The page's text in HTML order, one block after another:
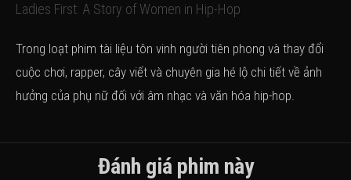
Ladies First: A Story of Women in Hip-Hop
Trong loạt phim tài liệu tôn vinh người tiên phong và thay đổi
cuộc chơi, rapper, cây viết và chuyên gia hé lộ chi tiết về ảnh
hưởng của phụ nữ đối với âm nhạc và văn hóa hip-hop.
Đánh giá phim này